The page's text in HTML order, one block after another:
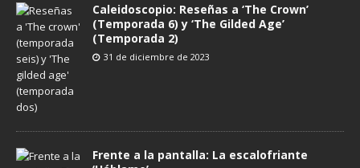
Caleidoscopio: Reseñas a ‘The Crown’
(Temporada 6) y ‘The Gilded Age’
(Temporada 2)
31 de diciembre de 2023
Frente a la pantalla: La escalofriante